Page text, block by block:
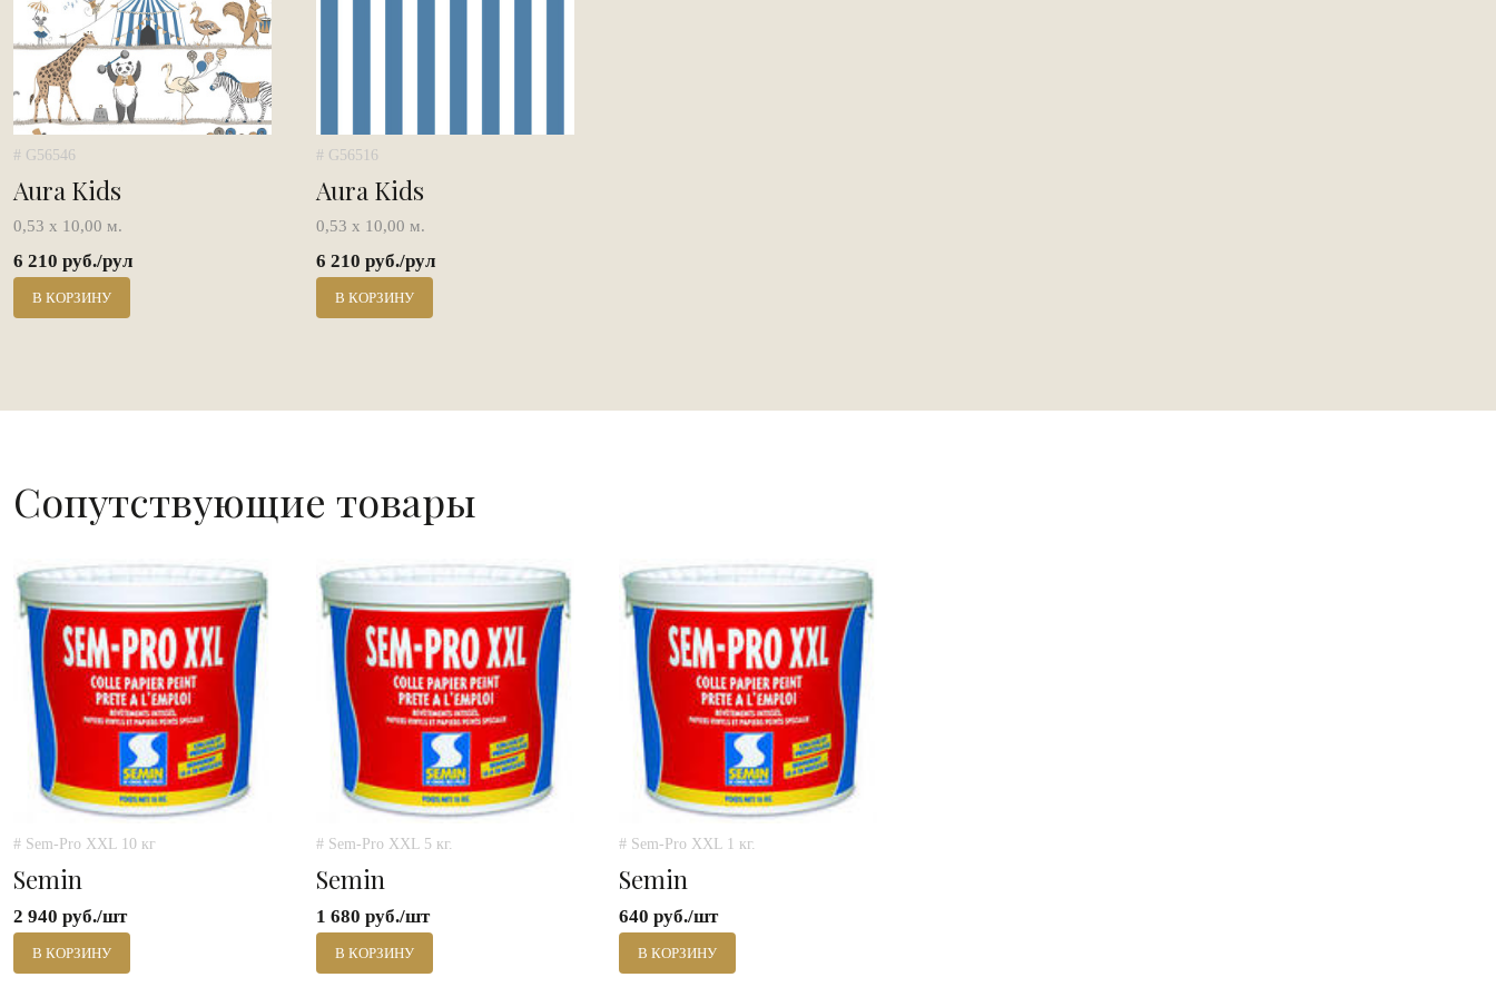
# G56546
Aura Kids
0,53 х 10,00 м.
6 210 руб./рул
В КОРЗИНУ
# G56516
Aura Kids
0,53 х 10,00 м.
6 210 руб./рул
В КОРЗИНУ
Сопутствующие товары
# Sem-Pro XXL 10 кг
Semin
2 940 руб./шт
В КОРЗИНУ
# Sem-Pro XXL 5 кг.
Semin
1 680 руб./шт
В КОРЗИНУ
# Sem-Pro XXL 1 кг.
Semin
640 руб./шт
В КОРЗИНУ